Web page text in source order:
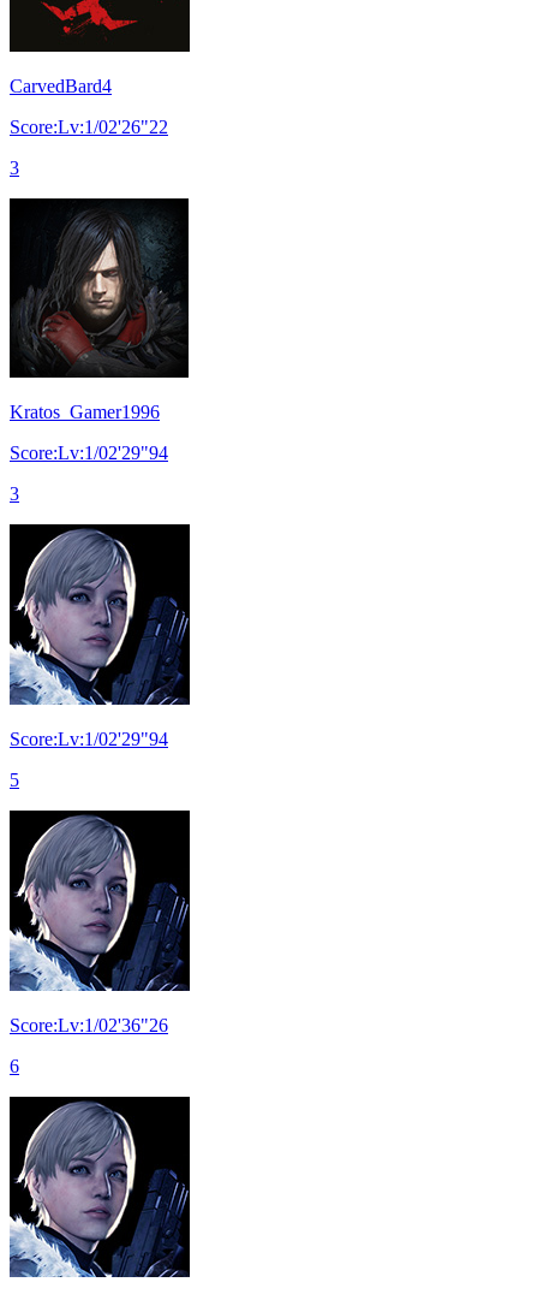
CarvedBard4
Score:Lv:1/02'26"22
3
Kratos_Gamer1996
Score:Lv:1/02'29"94
3
Score:Lv:1/02'29"94
5
Score:Lv:1/02'36"26
6